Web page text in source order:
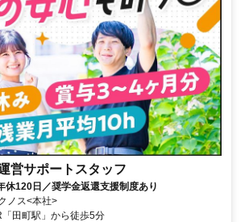
営サポートスタッフ
休120日／奨学金返還支援制度あり
ノス<本社>
田町駅」から徒歩5分